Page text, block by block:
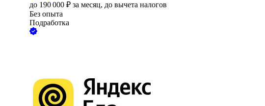
до 190 000 ₽ за месяц, до вычета налогов
Без опыта
Подработка